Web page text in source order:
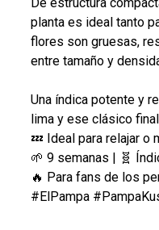
planta es ideal tanto
flores son gruesas,
entre tamaño y
Una índica potente y
lima y ese clásico
💤 Ideal para relajar o
🌱 9 semanas | 🧬
🔥 Para fans de los
#ElPampa